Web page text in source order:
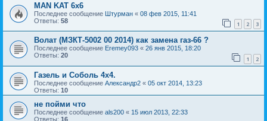
MAN KAT 6х6
Последнее сообщение Штурман « 08 фев 2015, 11:41
Ответы: 58 1 2 3
Волат (МЗКТ-5002 00 2014) как замена газ-66 ?
Последнее сообщение Eremey093 « 26 янв 2015, 18:20
Ответы: 20 1 2
Газель и Соболь 4х4.
Последнее сообщение Александр2 « 05 окт 2014, 13:23
Ответы: 10
не пойми что
Последнее сообщение als200 « 15 июл 2013, 22:33
Ответы: 16